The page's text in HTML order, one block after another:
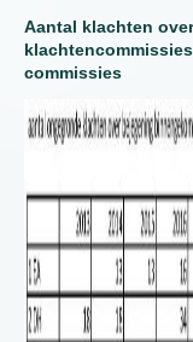
Aantal klachten
commissies